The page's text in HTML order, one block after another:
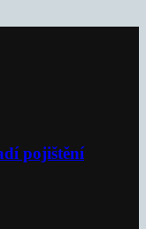
pojištění